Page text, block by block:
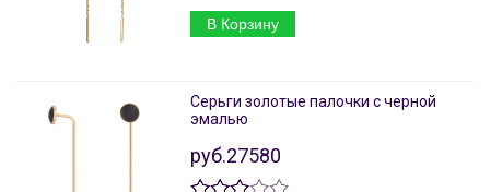
В Корзину
Серьги золотые палочки с черной
эмалью
руб.27580